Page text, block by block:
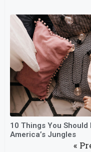
10 Things You Should
America’s Jungles
«